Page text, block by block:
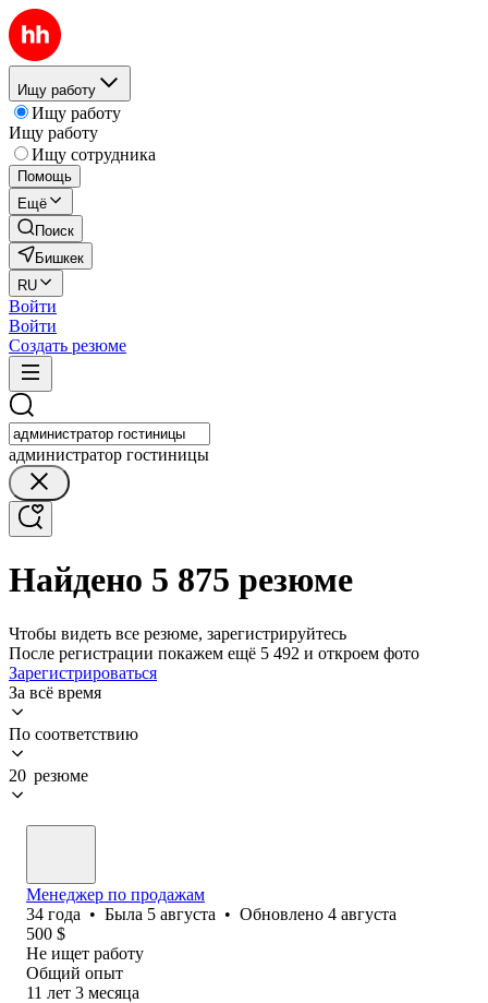
Ищу работу
Ищу работу
Ищу работу
Ищу сотрудника
Помощь
Ещё
Поиск
Бишкек
RU
Войти
Войти
Создать резюме
администратор гостиницы
Найдено 5 875 резюме
Чтобы видеть все резюме, зарегистрируйтесь
После регистрации покажем ещё 5 492 и откроем фото
Зарегистрироваться
За всё время
По соответствию
20 резюме
Менеджер по продажам
34 года • Была 5 августа • Обновлено 4 августа
500 $
Не ищет работу
Общий опыт
11 лет 3 месяца